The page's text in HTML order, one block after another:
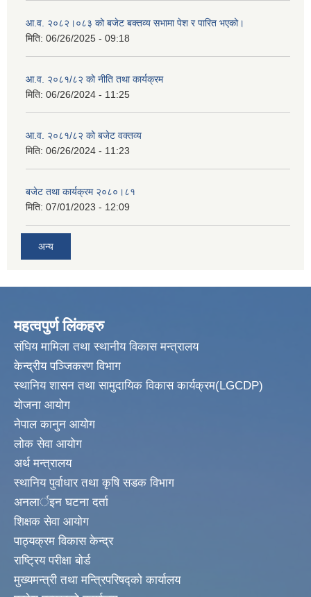
आ‍.व. २०८२।०८३ को बजेट बक्तव्य सभामा पेश र पारित भएको।
मिति: 06/26/2025 - 09:18
आ.व. २०८१/८२ को नीति तथा कार्यक्रम
मिति: 06/26/2024 - 11:25
आ.व. २०८१/८२ को बजेट वक्तव्य
मिति: 06/26/2024 - 11:23
बजेट तथा कार्यक्रम २०८०।८१
मिति: 07/01/2023 - 12:09
अन्य
महत्वपुर्ण लिंकहरु
संघिय मामिला तथा स्थानीय विकास मन्त्रालय
केन्द्रीय पञ्जिकरण विभाग
स्थानिय शासन तथा सामुदायिक विकास कार्यक्रम(LGCDP)
योजना आयोग
नेपाल कानुन आयोग
लोक सेवा आयोग
अर्थ मन्त्रालय
स्थानिय पुर्वाधार तथा कृषि सडक विभाग
अनलार्इन घटना दर्ता
शिक्षक सेवा आयोग
पाठ्यक्रम विकास केन्द्र
राष्ट्रिय परीक्षा बोर्ड
मुख्यमन्त्री तथा मन्त्रिपरिषद्को कार्यालय